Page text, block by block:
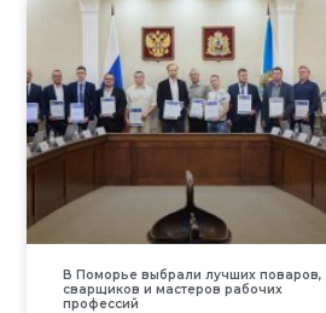
В Поморье выбрали лучших поваров,
сварщиков и мастеров рабочих
профессий